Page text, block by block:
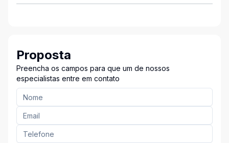
Proposta
Preencha os campos para que um de nossos
especialistas entre em contato